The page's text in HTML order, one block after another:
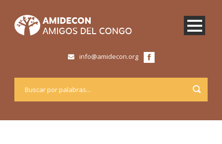
info@amidecon.org